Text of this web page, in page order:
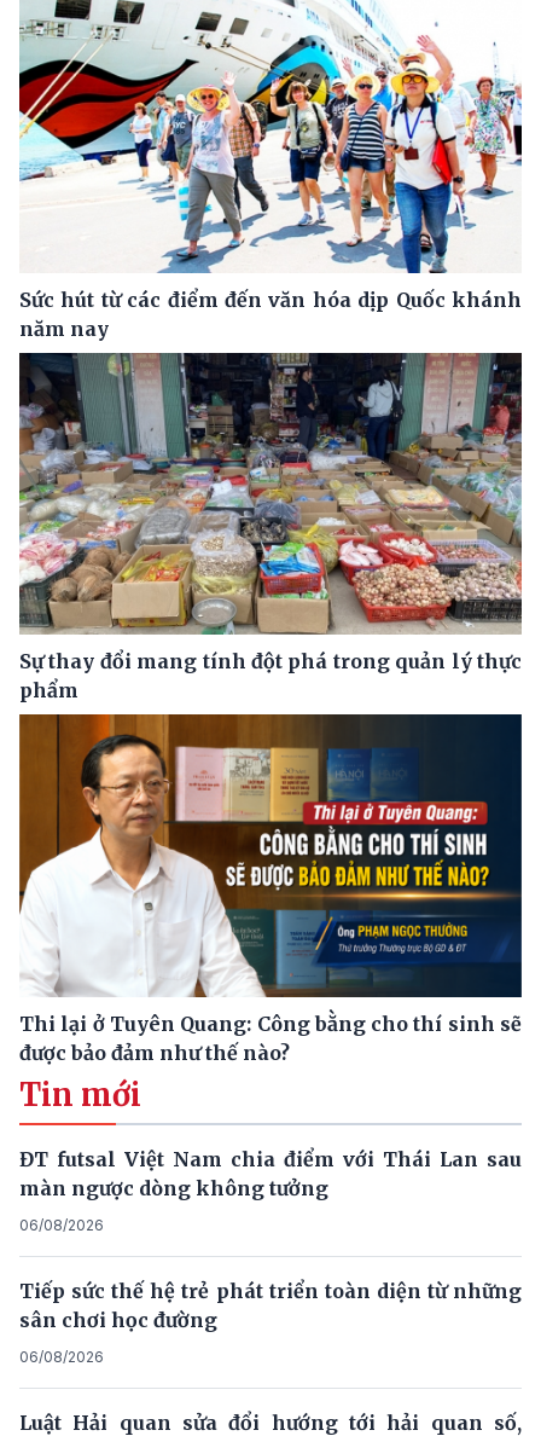
Sức hút từ các điểm đến văn hóa dịp Quốc khánh
năm nay
Sự thay đổi mang tính đột phá trong quản lý thực
phẩm
Thi lại ở Tuyên Quang: Công bằng cho thí sinh sẽ
được bảo đảm như thế nào?
Tin mới
ĐT futsal Việt Nam chia điểm với Thái Lan sau
màn ngược dòng không tưởng
06/08/2026
Tiếp sức thế hệ trẻ phát triển toàn diện từ những
sân chơi học đường
06/08/2026
Luật Hải quan sửa đổi hướng tới hải quan số,